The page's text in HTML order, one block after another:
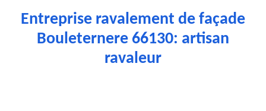
Entreprise ravalement de façade
Bouleternere 66130: artisan
ravaleur